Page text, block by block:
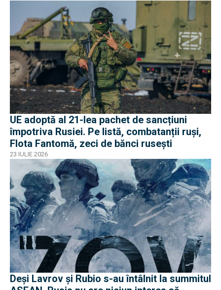
UE adoptă al 21-lea pachet de sancțiuni
împotriva Rusiei. Pe listă, combatanții ruși,
Flota Fantomă, zeci de bănci rusești
23 IULIE 2026
Deși Lavrov și Rubio s-au întâlnit la summitul